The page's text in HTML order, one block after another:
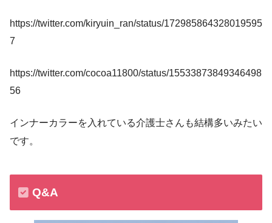
https://twitter.com/kiryuin_ran/status/172985864328019595
7
https://twitter.com/cocoa11800/status/15533873849346498
56
インナーカラーを入れている介護士さんも結構多いみたい
です。
Q&A